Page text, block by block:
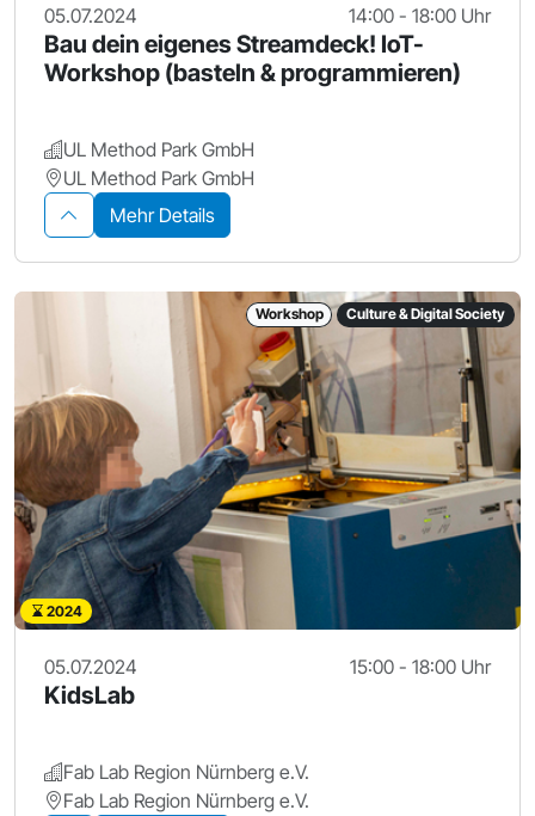
05.07.2024 14:00 - 18:00 Uhr
Bau dein eigenes Streamdeck! IoT-
Workshop (basteln & programmieren)
UL Method Park GmbH
UL Method Park GmbH
Mehr Details
Workshop Culture & Digital Society
2024
05.07.2024 15:00 - 18:00 Uhr
KidsLab
Fab Lab Region Nürnberg e.V.
Fab Lab Region Nürnberg e.V.